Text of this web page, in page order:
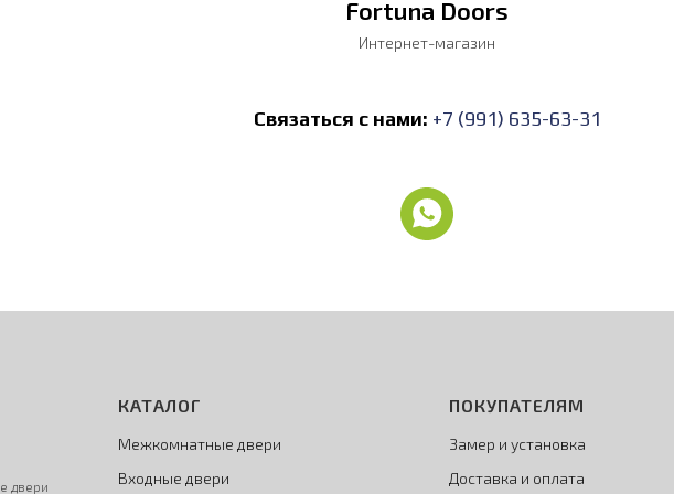
Fortuna Doors
Интернет-магазин
Связаться с нами: +7 (991) 635-63-31
двери
КАТАЛОГ
Межкомнатные двери
Входные двери
ПОКУПАТЕЛЯМ
Замер и установка
Доставка и оплата